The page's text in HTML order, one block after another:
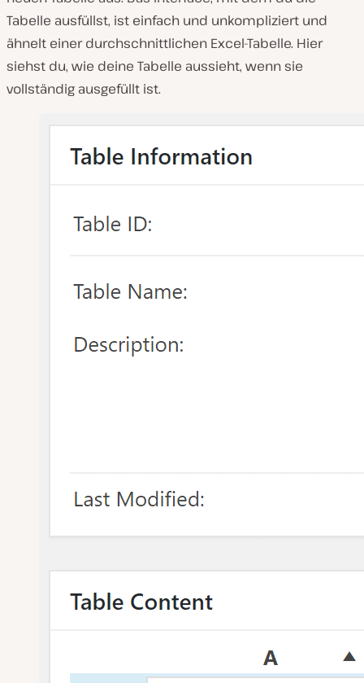
Tabelle ausfüllst, ist einfach und unkompliziert und
ähnelt einer durchschnittlichen Excel-Tabelle. Hier
siehst du, wie deine Tabelle aussieht, wenn sie
vollständig ausgefüllt ist.